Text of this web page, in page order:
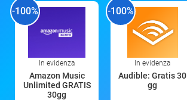
-100%
In evidenza
Amazon Music
Unlimited GRATIS
30gg
-100%
In evidenza
Audible: Gratis 30
gg